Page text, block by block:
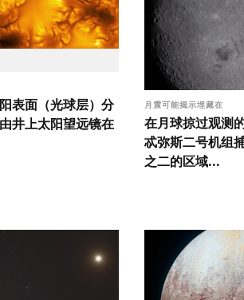
表面（光球层）分
井上太阳望远镜在
月震可能揭示埋藏在
在月球掠过观测
忒弥斯二号机组
之二的区域...